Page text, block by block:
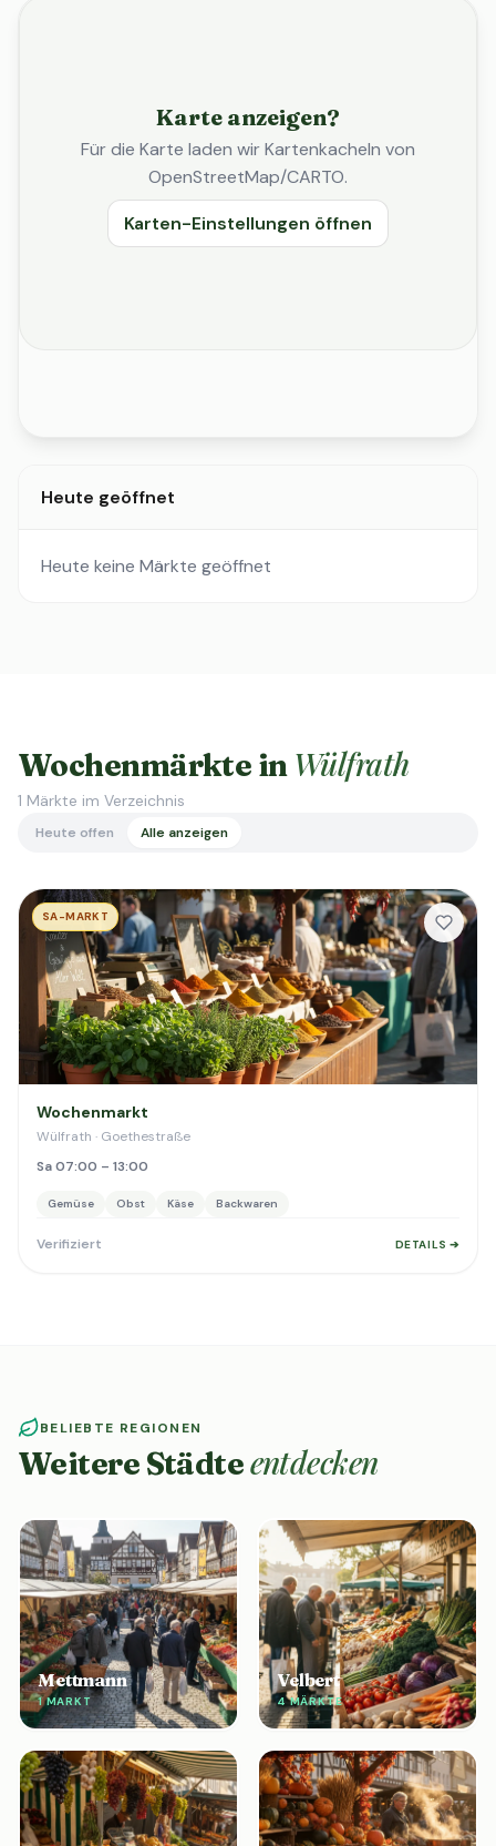
Karte anzeigen?
Für die Karte laden wir Kartenkacheln von
OpenStreetMap/CARTO.
Karten-Einstellungen öffnen
Heute geöffnet
Heute keine Märkte geöffnet
Wochenmärkte in Wülfrath
1 Märkte im Verzeichnis
Heute offen Alle anzeigen
SA-MARKT
Wochenmarkt
Wülfrath · Goethestraße
Sa 07:00 – 13:00
Gemüse Obst Käse Backwaren
Verifiziert DETAILS ➔
BELIEBTE REGIONEN
Weitere Städteentdecken
Mettmann
1 MARKT
Velbert
4 MÄRKTE